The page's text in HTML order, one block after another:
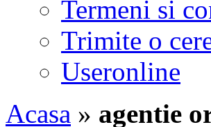
Termeni si
Trimite o
Useronline
Acasa » agentie